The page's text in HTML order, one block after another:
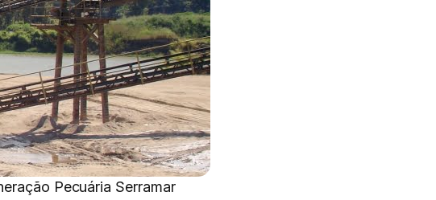
Pecuária Serramar